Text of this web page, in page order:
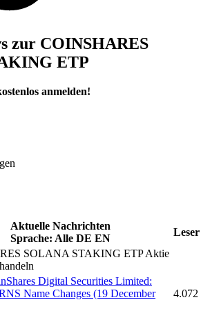
zur COINSHARES
ETP
anmelden!
Aktuelle Nachrichten
Sprache: Alle DE EN
Leser
SOLANA STAKING ETPAktie
Digital Securities Limited:
Name Changes (19 December
4.072